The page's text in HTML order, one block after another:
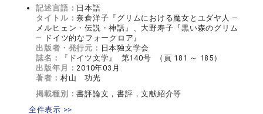
記述言語： 日本語
タイトル：奈倉洋子『グリムにおける魔女とユダヤ人 ―
メルヒェン・伝説・神話』、大野寿子『黒い森のグリム
― ドイツ的なフォークロア』
出版者・発行元： 日本独文学会
誌名：
『ドイツ文学』 第140号 （頁 181 ～ 185）
出版年月：2010年03月
著者： 村山 功光
掲載種別：書評論文，書評，文献紹介等
全件表示 >>